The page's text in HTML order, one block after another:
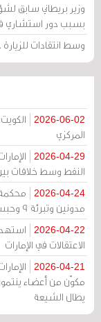
وزير بريطاني سابق
بسبب دور استشاري
وسط انتقادات
2026-06-02
المركزي
2026-04-29
النفط وسط خلافات
2026-04-24
مدونين وتبرئة 9 وحبس 18 متهماً بالتعاطف مع إيران
2026-04-22
الاعتقالات في الإمارات
2026-04-21
مكوّن من أعضاء
يطال الشيعة